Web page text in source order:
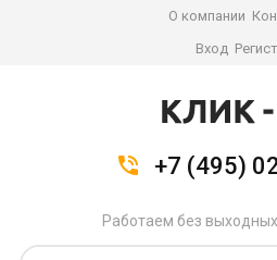
О компании
Вход
+7 (495)
Работаем без